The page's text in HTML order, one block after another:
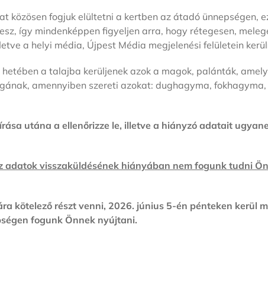
fogjuk elültetni a kertben az átadó ünnepségen,
így mindenképpen figyeljen arra, hogy rétegesen,
a helyi média, Újpest Média megjelenési felületein
a talajba kerüljenek azok a magok, palánták,
amennyiben szereti azokat: dughagyma,
utána a ellenőrizze le, illetve a hiányzó adatait
adatok visszaküldésének hiányában nem fogunk tudni
kötelező részt venni, 2026. június 5-én pénteken kerül
fogunk Önnek nyújtani.